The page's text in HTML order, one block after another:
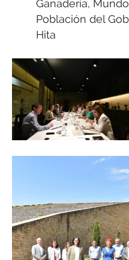
Ganadería,
Población del
Hita